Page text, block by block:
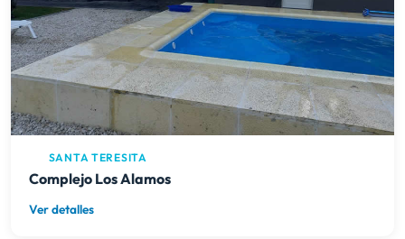
SANTA TERESITA
Complejo Los Alamos
Ver detalles